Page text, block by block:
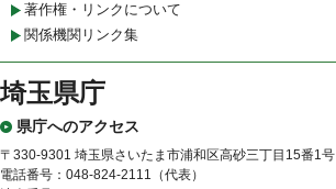
著作権・リンクについて
関係機関リンク集
埼玉県庁
県庁へのアクセス
〒330-9301 埼玉県さいたま市浦和区高砂三丁目15番1号
電話番号：048-824-2111（代表）